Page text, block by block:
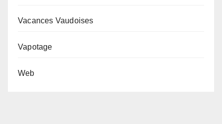
Vacances Vaudoises
Vapotage
Web